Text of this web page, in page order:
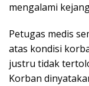
mengalami
Petugas medis
atas kondisi
justru tidak
Korban